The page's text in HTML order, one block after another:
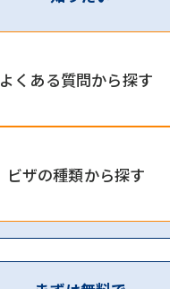
よくある質問から探す
ビザの種類から探す